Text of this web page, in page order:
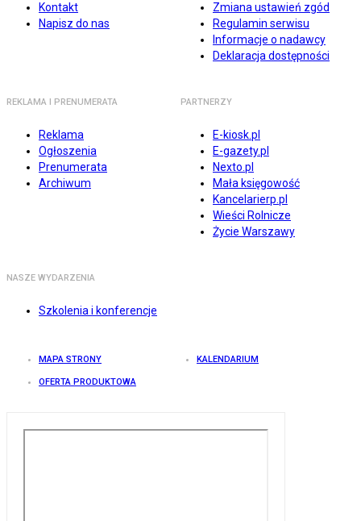
Kontakt
Napisz do nas
Zmiana ustawień zgód
Regulamin serwisu
Informacje o nadawcy
Deklaracja dostępności
REKLAMA I PRENUMERATA
Reklama
Ogłoszenia
Prenumerata
Archiwum
PARTNERZY
E-kiosk.pl
E-gazety.pl
Nexto.pl
Mała księgowość
Kancelarierp.pl
Wieści Rolnicze
Życie Warszawy
NASZE WYDARZENIA
Szkolenia i konferencje
MAPA STRONY KALENDARIUM
OFERTA PRODUKTOWA